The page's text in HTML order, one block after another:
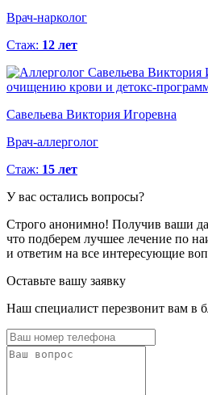
Врач-нарколог
Стаж: 12 лет
Савельева Виктория Игоревна
Врач-аллерголог
Стаж: 15 лет
У вас остались вопросы?
Строго анонимно! Получив ваши
что подберем лучшее лечение по
и ответим на все интересующие
Оставьте вашу заявку
Наш специалист перезвонит вам в